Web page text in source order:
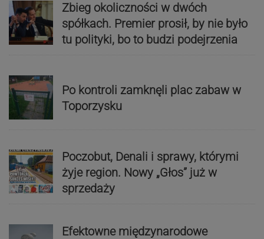
Zbieg okoliczności w dwóch
spółkach. Premier prosił, by nie było
tu polityki, bo to budzi podejrzenia
Po kontroli zamknęli plac zabaw w
Toporzysku
Poczobut, Denali i sprawy, którymi
żyje region. Nowy „Głos” już w
sprzedaży
Efektowne międzynarodowe